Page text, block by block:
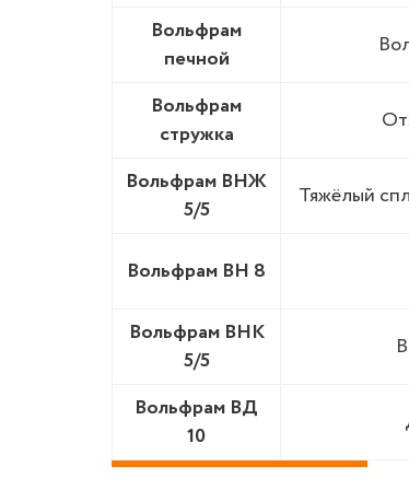
Вольфрам
печной
Вольфрам
стружка
Вольфрам ВНЖ
5/5
Тяжёлый
Вольфрам ВН 8
Вольфрам ВНК
5/5
Вольфрам ВД
10